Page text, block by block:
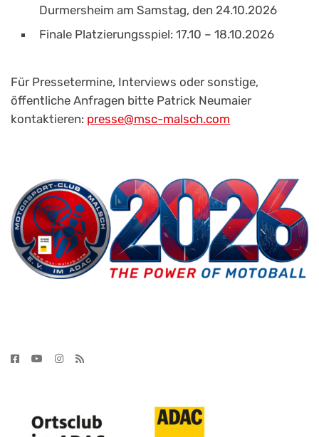
Durmersheim am Samstag, den 24.10.2026
Finale Platzierungsspiel: 17.10 – 18.10.2026
Für Pressetermine, Interviews oder sonstige,
öffentliche Anfragen bitte Patrick Neumaier
kontaktieren: presse@msc-malsch.com